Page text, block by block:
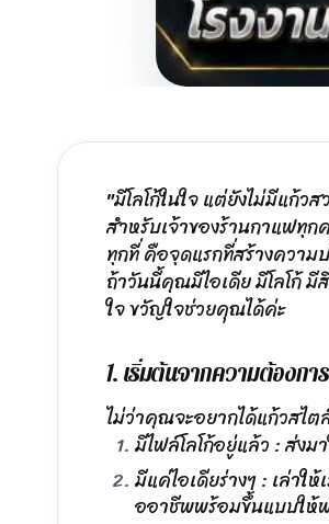
"มีโลโก้ในใจ แต่ยังไม่มีแก้ว
สำหรับเจ้าของร้านกาแฟทุ
ทุกที่ คือจุดแรกที่สร้างควา
ถ้าวันนี้คุณมีไอเดีย มีโลโก้ มี
ใจ ขวัญใจช่วยคุณได้ค่ะ
1. เริ่มต้นจากความต้องก
ไม่ว่าคุณจะอยากได้แก้วสไ
มีไฟล์โลโก้อยู่แล้ว : ส่ง
มีแค่ไอเดียร่างๆ : เล่าใ
ออาชีพพร้อมขึ้นแบบให้